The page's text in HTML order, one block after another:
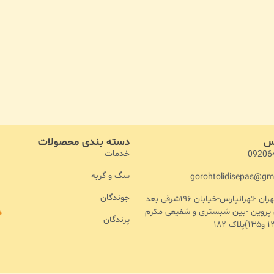
آدرس :تهران -تهرانپارس-خیابان ۱۹۶شرقی بعد
پروین -بین شبستری و شفیعی مکرم
دسته بندی محصولات
خدمات
سگ و گربه
جوندگان
پرندگان